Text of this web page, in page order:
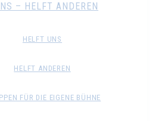
– HELFT ANDEREN
HELFT UNS
HELFT ANDEREN
FÜR DIE EIGENE BÜHNE